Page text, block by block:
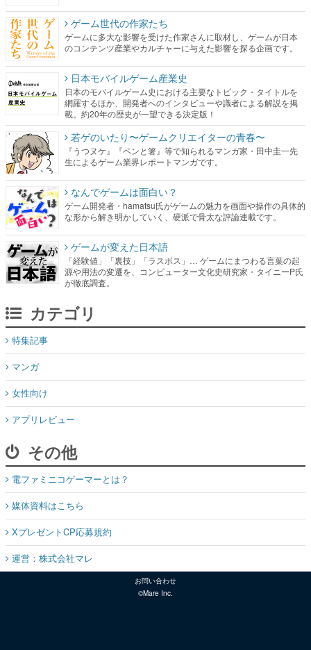
ゲーム世代の作家たち
ゲームに多大な影響を受けた作家さんに取材し、ゲームが日本
のコンテンツ産業やカルチャーに与えた影響を探る企画です。
日本モバイルゲーム産業史
日本のモバイルゲーム史における主要なトピック・タイトルを
網羅するほか、開発者へのインタビューや識者による解説を掲
載。約20年の歴史が一望できる決定版！
若ゲのいたり〜ゲームクリエイターの青春〜
『うつヌケ』『ペンと箸』等で知られるマンガ家・田中圭一先
生によるゲーム業界レポートマンガです。
なんでゲームは面白い？
ゲーム開発者・hamatsu氏がゲームの魅力を画面や操作の具体的
な形から解き明かしていく、硬派で骨太な評論連載です。
ゲームが変えた日本語
「経験値」「裏技」「ラスボス」… ゲームにまつわる言葉の起
源や用法の変遷を、コンピューター文化史研究家・タイニーP氏
が徹底調査。
カテゴリ
特集記事
マンガ
女性向け
アプリレビュー
その他
電ファミニコゲーマーとは？
媒体資料はこちら
XプレゼントCP応募規約
運営：株式会社マレ
お問い合わせ
©Mare Inc.